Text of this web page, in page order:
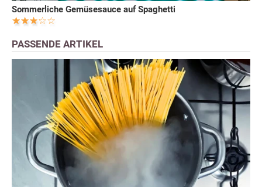
Sommerliche Gemüsesauce auf Spaghetti
PASSENDE ARTIKEL